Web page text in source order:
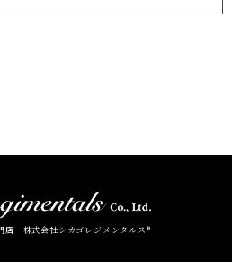
店 株式会社シカゴレジメンタルス®